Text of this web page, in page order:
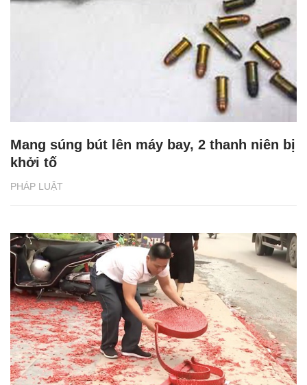
PHÁP LUẬT
Mang súng bút lên máy bay, 2 thanh niên bị
khởi tố